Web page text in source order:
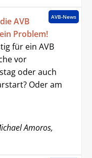
AVB-News
AVB
Problem!
für ein AVB
vor
oder auch
Oder am
Amoros,